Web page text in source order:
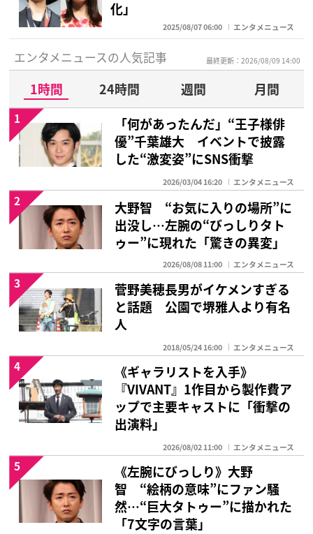
化」
2025/08/07 06:00 エンタメニュース
エンタメニュースの人気記事 最終更新：2026/08/09 14:00
1時間 24時間 週間
月間
「何があったんだ」“王子様俳
優”千葉雄大 イベントで披露
した“激変姿”にSNS衝撃
2026/03/04 16:20 エンタメニュース
1
大野智 “お気に入りの場所”に
出没し…左腕の“びっしりタト
ゥー”に現れた「驚きの異変」
2026/08/08 11:00 エンタメニュース
2
菅野美穂長男がイケメンすぎる
と話題 公園で堺雅人より有名
人
2018/05/24 16:00 エンタメニュース
3
《ギャラリストを入手》
『VIVANT』1作目から製作費ア
ップで主要キャストに「衝撃の
出演料」
2026/08/02 11:00 エンタメニュース
4
《左腕にびっしり》大野
智 “絵柄の意味”にファン騒
然…“巨大タトゥー”に描かれた
「7文字の言葉」
5